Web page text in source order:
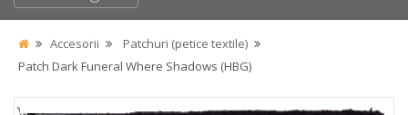
Accesorii
Patchuri (petice textile)
Patch Dark Funeral Where Shadows (HBG)